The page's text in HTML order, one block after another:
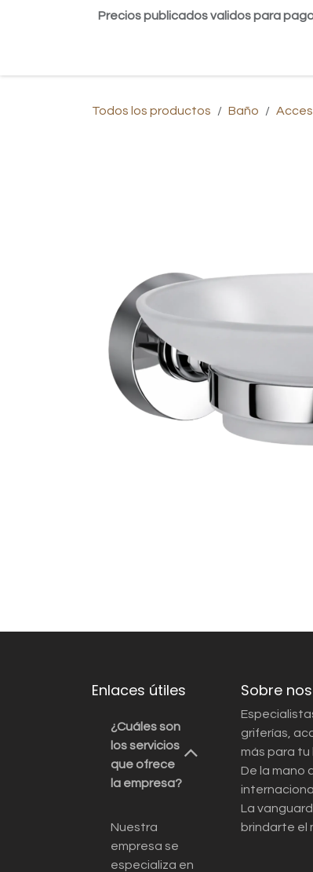
Precios publicados validos para
Todos los productos Baño
Enlaces útiles
¿Cuáles son
los servicios
que ofrece
la empresa?
Nuestra
empresa se
especializa en
Sobre
griferías,
más para tu
De la mano
La
brindarte el